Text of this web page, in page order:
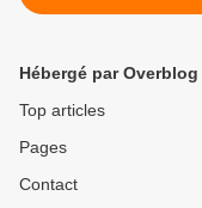
Hébergé par Overblog
Top articles
Pages
Contact